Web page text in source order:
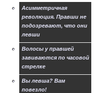
Асимметричная
революция. Правши не
подозревают, что они
левши
Волосы у правшей
завиваются по часовой
стрелке
Вы левша? Вам
повезло!